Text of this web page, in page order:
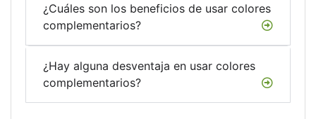
¿Cuáles son los beneficios de usar colores
complementarios?
¿Hay alguna desventaja en usar colores
complementarios?